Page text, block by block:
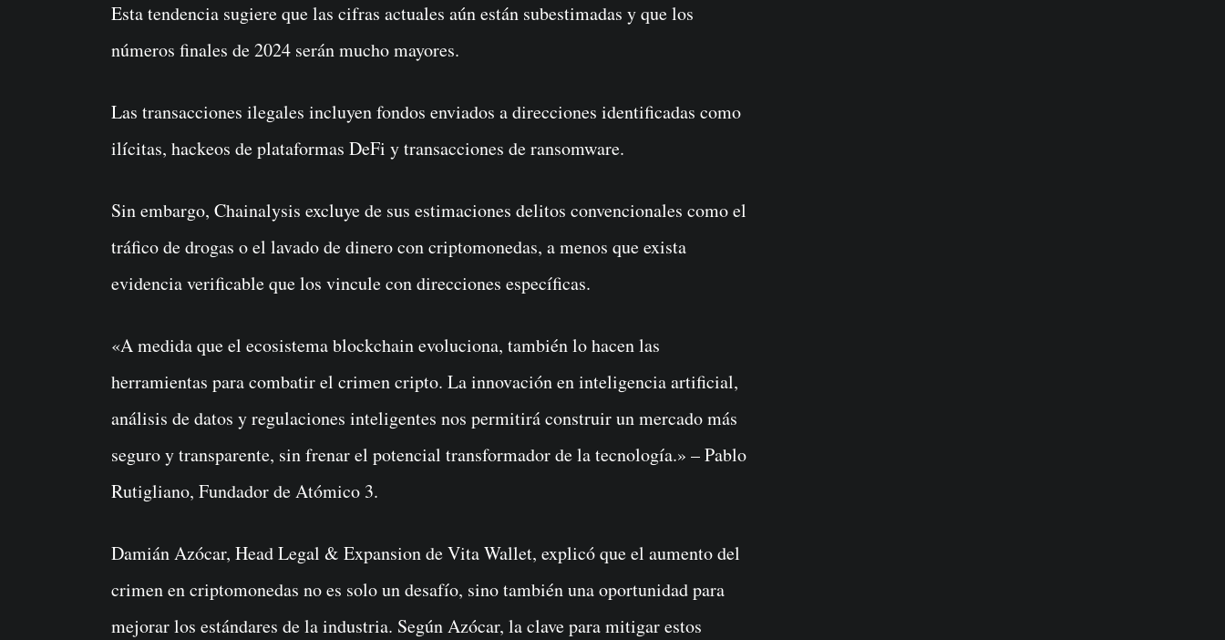
Esta tendencia sugiere que las cifras actuales aún están subestimadas y que los
números finales de 2024 serán mucho mayores.
Las transacciones ilegales incluyen fondos enviados a direcciones identificadas como
ilícitas, hackeos de plataformas DeFi y transacciones de ransomware.
Sin embargo, Chainalysis excluye de sus estimaciones delitos convencionales como el
tráfico de drogas o el lavado de dinero con criptomonedas, a menos que exista
evidencia verificable que los vincule con direcciones específicas.
«A medida que el ecosistema blockchain evoluciona, también lo hacen las
herramientas para combatir el crimen cripto. La innovación en inteligencia artificial,
análisis de datos y regulaciones inteligentes nos permitirá construir un mercado más
seguro y transparente, sin frenar el potencial transformador de la tecnología.» – Pablo
Rutigliano, Fundador de Atómico 3.
Damián Azócar, Head Legal & Expansion de Vita Wallet, explicó que el aumento del
crimen en criptomonedas no es solo un desafío, sino también una oportunidad para
mejorar los estándares de la industria. Según Azócar, la clave para mitigar estos